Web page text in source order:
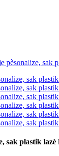
sak plastik